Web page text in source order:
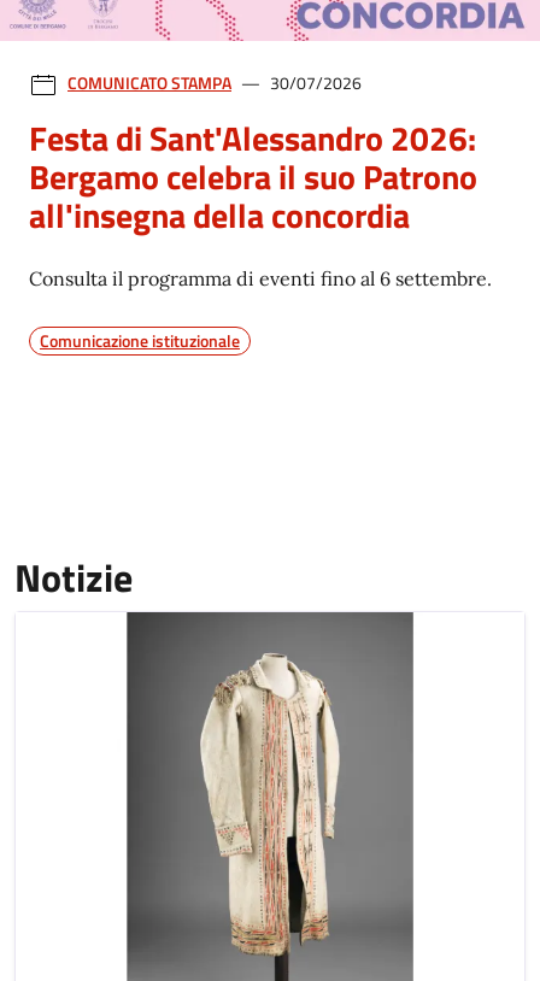
COMUNICATO STAMPA 30/07/2026
Festa di Sant'Alessandro 2026:
Bergamo celebra il suo Patrono
all'insegna della concordia
Consulta il programma di eventi fino al 6 settembre.
Comunicazione istituzionale
Notizie